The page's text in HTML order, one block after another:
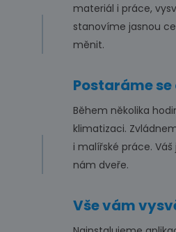
materiál i práce,
stanovíme jasnou
měnit.
Postaráme
Během několika
klimatizaci.
i malířské práce.
nám dveře.
Vše vám